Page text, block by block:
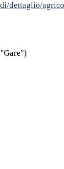
dettaglio/